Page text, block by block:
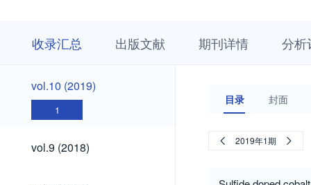
收录汇总 出版文献 期刊详情 分析
vol.10
(2019)
vol.10 (2019)
1
vol.9
(2018)
vol.9 (2018)
vol.8
目录 封面
2019年1期